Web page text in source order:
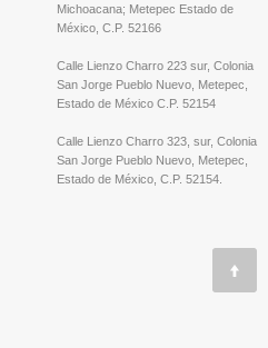
Michoacana; Metepec Estado de
México, C.P. 52166
Calle Lienzo Charro 223 sur, Colonia
San Jorge Pueblo Nuevo, Metepec,
Estado de México C.P. 52154
Calle Lienzo Charro 323, sur, Colonia
San Jorge Pueblo Nuevo, Metepec,
Estado de México, C.P. 52154.